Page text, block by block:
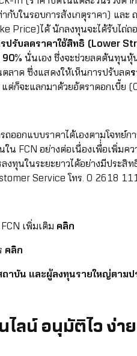
กับในรอบการสังเกตุราคา) แล
Price)ได้ นักลงทุนจะได้รับไ
ปรับลดราคาใช้สิทธิ (Lower
นั่นเอง ชึ่งจะช่วยลดต้นทุนหุ้
ลาด ซึ่งแสดงให้เห็นการปรับลด
แต่ก็จะแลกมาด้วยอัตราดอกเบี้ย
ออกแบบราคาได้เองตามโจทย์
FCN อย่างต่อเนื่องเพื่่อเพิ่มค
งทุนในระยะยาวได้อย่างมีประ
Service โทร. 0 2618
เพิ่มเติม คลิก
คลิก
บัน และผู้ลงทุนรายใหญ่ตามป
ลน์ อนุมัติไว ง่า